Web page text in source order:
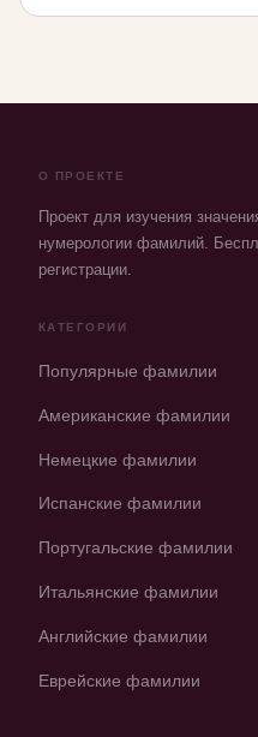
О ПРОЕКТЕ
Проект для изучения
нумерологии фамилий.
регистрации.
КАТЕГОРИИ
Популярные фамилии
Американские фамилии
Немецкие фамилии
Испанские фамилии
Португальские фамилии
Итальянские фамилии
Английские фамилии
Еврейские фамилии